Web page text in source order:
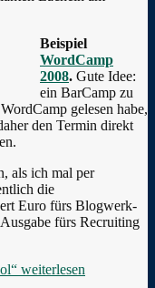
Beispiel
WordCamp
2008. Gute Idee:
ein BarCamp zu
gelesen habe,
den Termin direkt
als ich mal per
die
Euro fürs Blogwerk-
fürs Recruiting
weiterlesen